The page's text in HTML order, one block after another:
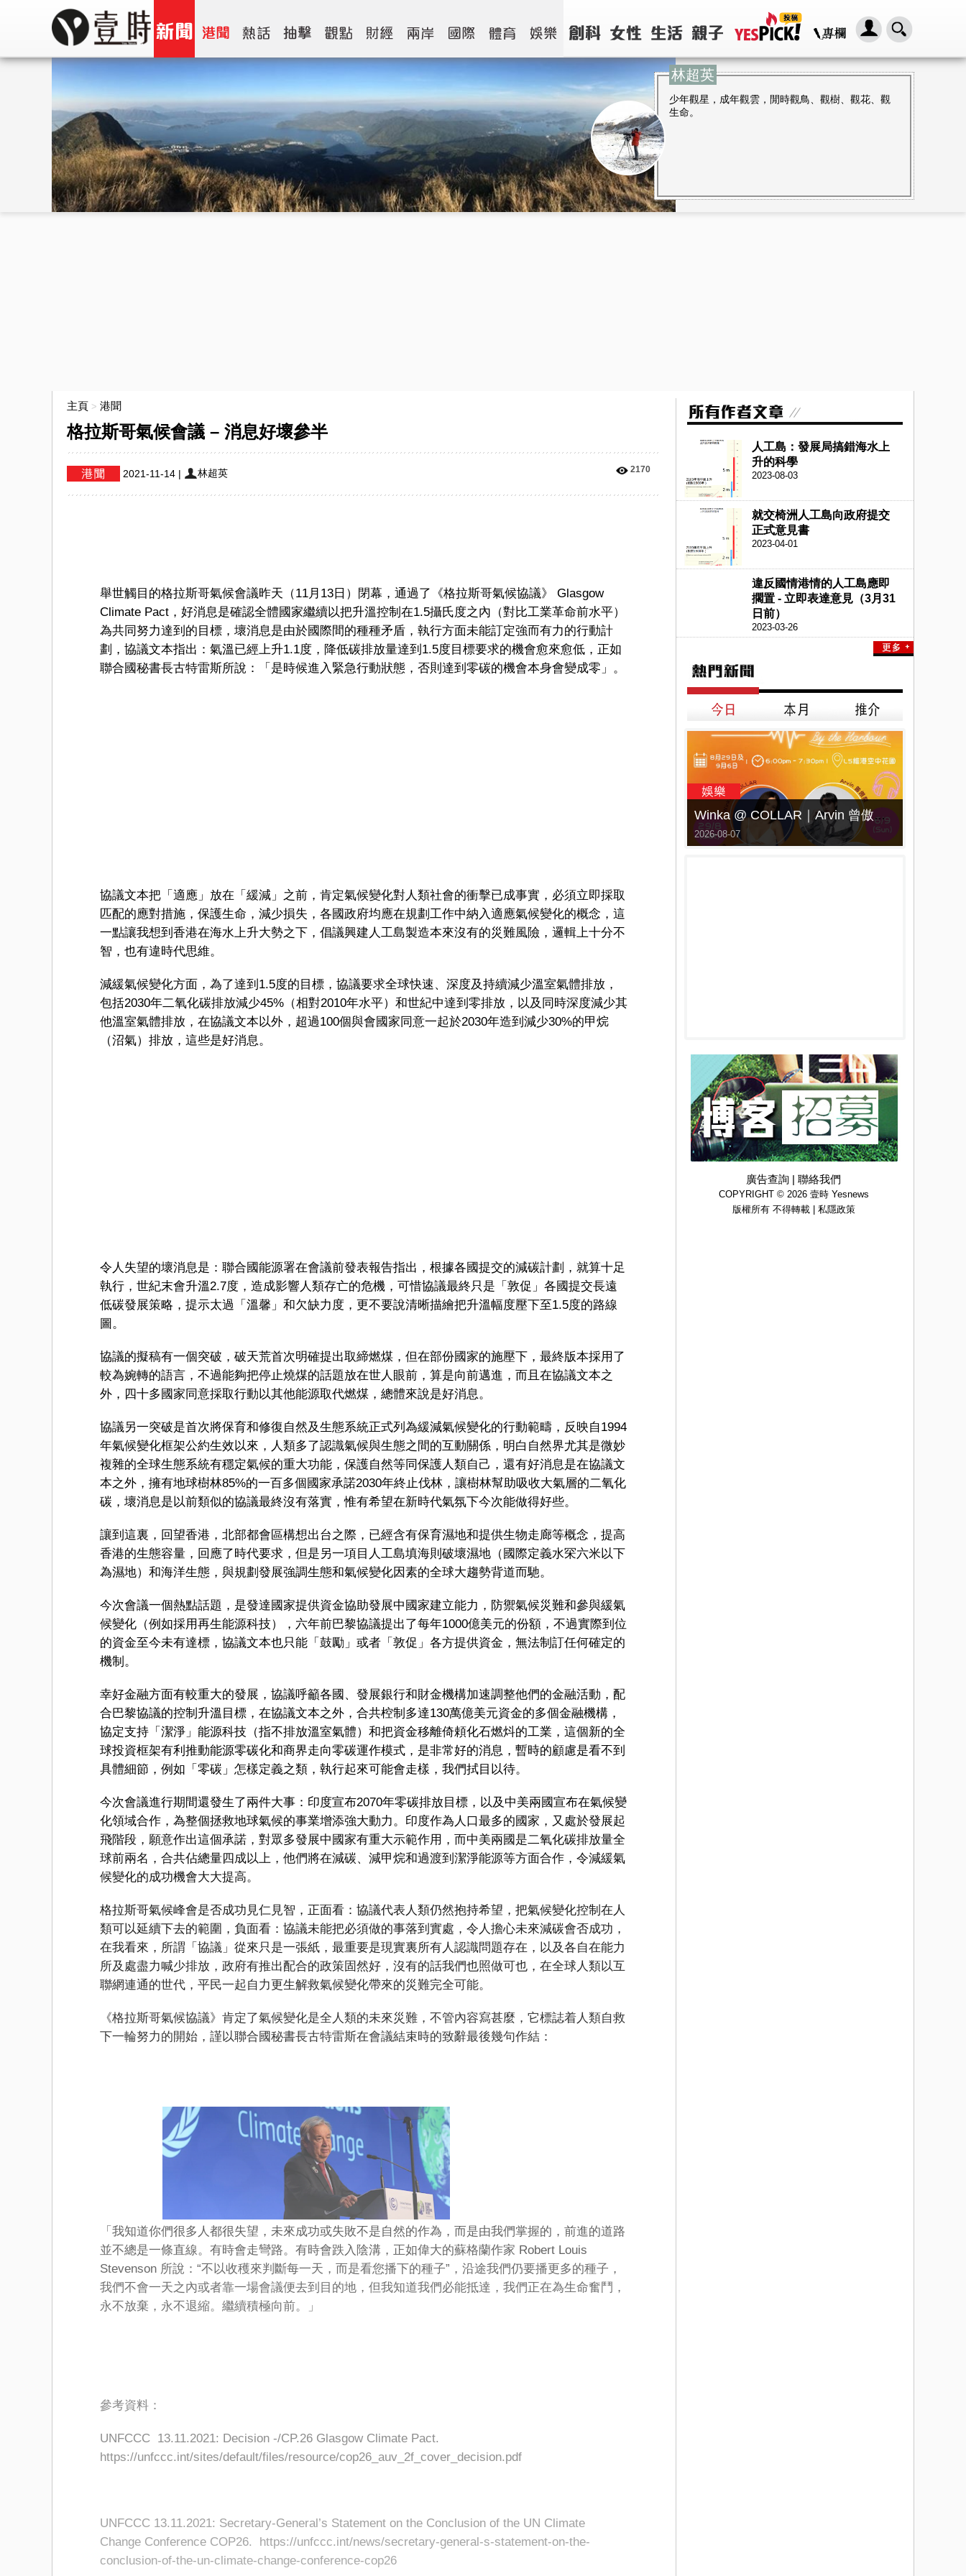
林超英
少年觀星，成年觀雲，閒時觀鳥、觀樹、觀花、觀
生命。
主頁 > 港聞
格拉斯哥氣候會議 – 消息好壞參半
2021-11-14 | 林超英 2170
舉世觸目的格拉斯哥氣候會議昨天（11月13日）閉幕，通過了《格拉斯哥氣候協議》 Glasgow
Climate Pact，好消息是確認全體國家繼續以把升溫控制在1.5攝氏度之內（對比工業革命前水平）
為共同努力達到的目標，壞消息是由於國際間的種種矛盾，執行方面未能訂定強而有力的行動計
劃，協議文本指出：氣溫已經上升1.1度，降低碳排放量達到1.5度目標要求的機會愈來愈低，正如
聯合國秘書長古特雷斯所說：「是時候進入緊急行動狀態，否則達到零碳的機會本身會變成零」。
協議文本把「適應」放在「緩減」之前，肯定氣候變化對人類社會的衝擊已成事實，必須立即採取
匹配的應對措施，保護生命，減少損失，各國政府均應在規劃工作中納入適應氣候變化的概念，這
一點讓我想到香港在海水上升大勢之下，倡議興建人工島製造本來沒有的災難風險，邏輯上十分不
智，也有違時代思維。
減緩氣候變化方面，為了達到1.5度的目標，協議要求全球快速、深度及持續減少溫室氣體排放，
包括2030年二氧化碳排放減少45%（相對2010年水平）和世紀中達到零排放，以及同時深度減少其
他溫室氣體排放，在協議文本以外，超過100個與會國家同意一起於2030年造到減少30%的甲烷
（沼氣）排放，這些是好消息。
令人失望的壞消息是：聯合國能源署在會議前發表報告指出，根據各國提交的減碳計劃，就算十足
執行，世紀末會升溫2.7度，造成影響人類存亡的危機，可惜協議最終只是「敦促」各國提交長遠
低碳發展策略，提示太過「溫馨」和欠缺力度，更不要說清晰描繪把升溫幅度壓下至1.5度的路線
圖。
協議的擬稿有一個突破，破天荒首次明確提出取締燃煤，但在部份國家的施壓下，最終版本採用了
較為婉轉的語言，不過能夠把停止燒煤的話題放在世人眼前，算是向前邁進，而且在協議文本之
外，四十多國家同意採取行動以其他能源取代燃煤，總體來說是好消息。
協議另一突破是首次將保育和修復自然及生態系統正式列為緩減氣候變化的行動範疇，反映自1994
年氣候變化框架公約生效以來，人類多了認識氣候與生態之間的互動關係，明白自然界尤其是微妙
複雜的全球生態系統有穩定氣候的重大功能，保護自然等同保護人類自己，還有好消息是在協議文
本之外，擁有地球樹林85%的一百多個國家承諾2030年終止伐林，讓樹林幫助吸收大氣層的二氧化
碳，壞消息是以前類似的協議最終沒有落實，惟有希望在新時代氣氛下今次能做得好些。
讓到這裏，回望香港，北部都會區構想出台之際，已經含有保育濕地和提供生物走廊等概念，提高
香港的生態容量，回應了時代要求，但是另一項目人工島填海則破壞濕地（國際定義水罙六米以下
為濕地）和海洋生態，與規劃發展強調生態和氣候變化因素的全球大趨勢背道而馳。
今次會議一個熱點話題，是發達國家提供資金協助發展中國家建立能力，防禦氣候災難和參與緩氣
候變化（例如採用再生能源科技），六年前巴黎協議提出了每年1000億美元的份額，不過實際到位
的資金至今未有達標，協議文本也只能「鼓勵」或者「敦促」各方提供資金，無法制訂任何確定的
機制。
幸好金融方面有較重大的發展，協議呼籲各國、發展銀行和財金機構加速調整他們的金融活動，配
合巴黎協議的控制升溫目標，在協議文本之外，合共椌制多達130萬億美元資金的多個金融機構，
協定支持「潔淨」能源科技（指不排放溫室氣體）和把資金移離倚頼化石燃炓的工業，這個新的全
球投資框架有利推動能源零碳化和商界走向零碳運作模式，是非常好的消息，暫時的顧慮是看不到
具體細節，例如「零碳」怎樣定義之類，執行起來可能會走樣，我們拭目以待。
今次會議進行期間還發生了兩件大事：印度宣布2070年零碳排放目標，以及中美兩國宣布在氣候變
化領域合作，為整個拯救地球氣候的事業增添強大動力。印度作為人口最多的國家，又處於發展起
飛階段，願意作出這個承諾，對眾多發展中國家有重大示範作用，而中美兩國是二氧化碳排放量全
球前兩名，合共佔總量四成以上，他們將在減碳、減甲烷和過渡到潔淨能源等方面合作，令減緩氣
候變化的成功機會大大提高。
格拉斯哥氣候峰會是否成功見仁見智，正面看：協議代表人類仍然抱持希望，把氣候變化控制在人
類可以延續下去的範圍，負面看：協議未能把必須做的事落到實處，令人擔心未來減碳會否成功，
在我看來，所謂「協議」從來只是一張紙，最重要是現實裏所有人認識問題存在，以及各自在能力
所及處盡力喊少排放，政府有推出配合的政策固然好，沒有的話我們也照做可也，在全球人類以互
聯網連通的世代，平民一起自力更生解救氣候變化帶來的災難完全可能。
《格拉斯哥氣候協議》肯定了氣候變化是全人類的未來災難，不管內容寫甚麼，它標誌着人類自救
下一輪努力的開始，謹以聯合國秘書長古特雷斯在會議結束時的致辭最後幾句作結：
「我知道你們很多人都很失望，未來成功或失敗不是自然的作為，而是由我們掌握的，前進的道路
並不總是一條直線。有時會走彎路。有時會跌入陰溝，正如偉大的蘇格蘭作家 Robert Louis
Stevenson 所說：“不以收穫來判斷每一天，而是看您播下的種子”，沿途我們仍要播更多的種子，
我們不會一天之內或者靠一場會議便去到目的地，但我知道我們必能抵達，我們正在為生命奮鬥，
永不放棄，永不退縮。繼續積極向前。」
參考資料：
UNFCCC 13.11.2021: Decision -/CP.26 Glasgow Climate Pact.
https://unfccc.int/sites/default/files/resource/cop26_auv_2f_cover_decision.pdf
UNFCCC 13.11.2021: Secretary-General’s Statement on the Conclusion of the UN Climate
Change Conference COP26. https://unfccc.int/news/secretary-general-s-statement-on-the-
conclusion-of-the-un-climate-change-conference-cop26
人工島：發展局搞錯海水上
升的科學
2023-08-03
就交椅洲人工島向政府提交
正式意見書
2023-04-01
違反國情港情的人工島應即
擱置 - 立即表達意見（3月31
日前）
2023-03-26
Winka @ COLLAR｜Arvin 曾傲棐｜Dark 黃明德｜表妹 Ｍona 8月29日起登陸L5維港空中花園 | wwwtc mall 首度呈獻「Music Wave By The Harbo
2026-08-07
廣告查詢 | 聯絡我們
COPYRIGHT © 2026 壹時 Yesnews
版權所有 不得轉載 | 私隱政策